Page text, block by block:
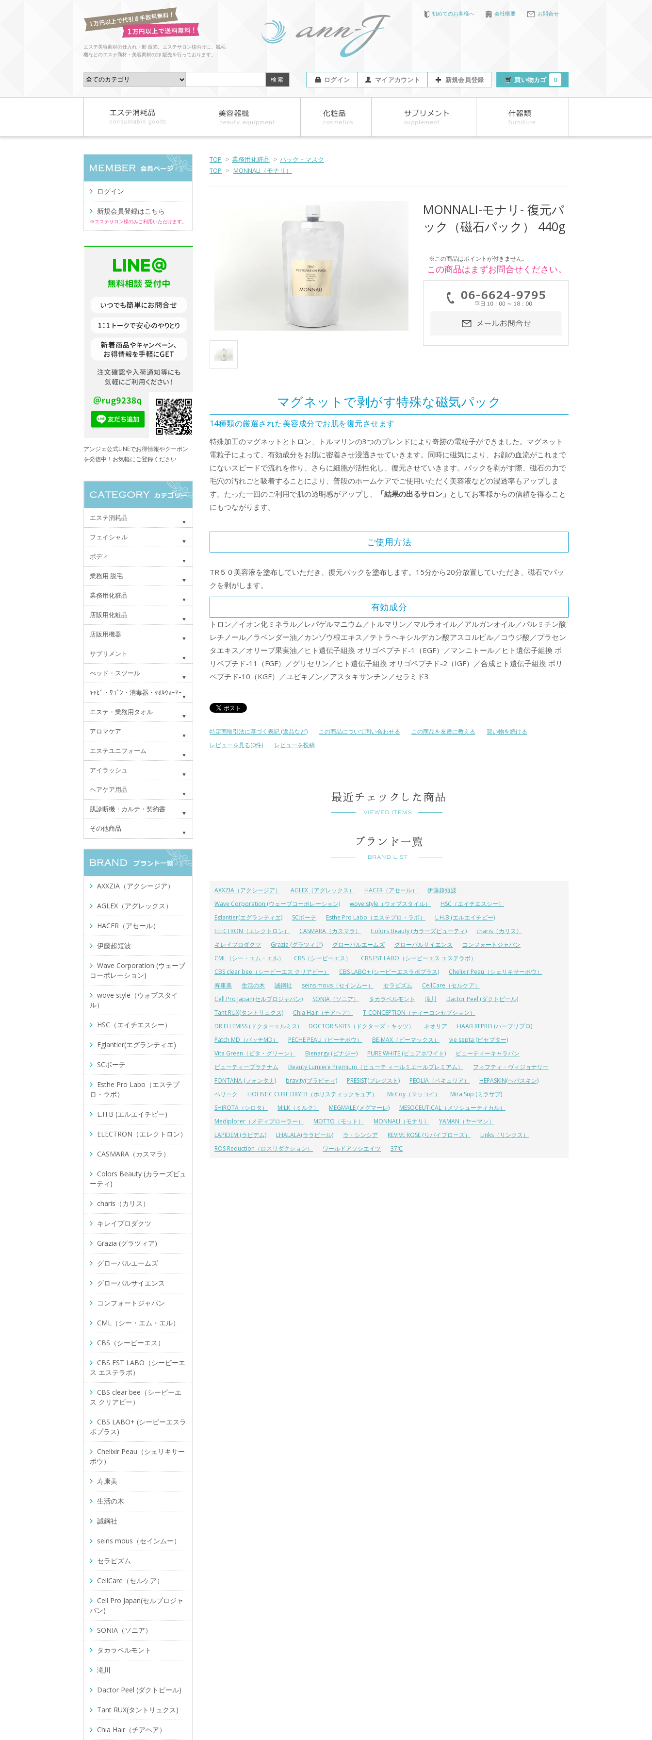
エステ美容商材の仕入れ・卸 販売。エステサロン様向けに、脱毛
機などのエステ商材・美容商材の卸 販売を行っております。
初めてのお客様へ 会社概要 お問合せ
ログイン マイアカウント 新規会員登録 買い物カゴ 0
TOP > 業務用化粧品 > パック・マスク
TOP > MONNALI（モナリ）
MONNALI-モナリ- 復元パ
ック（磁石パック） 440g
※この商品はポイントが付きません。
この商品はまずお問合せください。
マグネットで剥がす特殊な磁気パック
14種類の厳選された美容成分でお肌を復元させます
特殊加工のマグネットとトロン、トルマリンの3つのブレンドにより奇跡の電粒子ができました。マグネット
電粒子によって、有効成分をお肌に密着させ浸透させていきます。同時に磁気により、お顔の血流がこれまで
にないスピードで流れを作り、さらに細胞が活性化し、復元させていきます。パックを剥がす際、磁石の力で
毛穴の汚れごと吸着することにより、普段のホームケアでご使用いただく美容液などの浸透率もアップしま
す。たった一回のご利用で肌の透明感がアップし、
「結果の出るサロン」 としてお客様からの信頼を得ること
にもつながります。
ご使用方法
TR５０美容液を塗布していただき、復元パックを塗布します。15分から20分放置していただき、磁石でパッ
クを剥がします。
有効成分
トロン／イオン化ミネラル／レパゲルマニウム／トルマリン／マルラオイル／アルガンオイル／パルミチン酸
レチノール／ラベンダー油／カンゾウ根エキス／テトラヘキシルデカン酸アスコルビル／コウジ酸／プラセン
タエキス／オリーブ果実油／ヒト遺伝子組換 オリゴペプチド-1（EGF）／マンニトール／ヒト遺伝子組換 ポ
リペプチド-11（FGF）／グリセリン／ヒト遺伝子組換 オリゴペプチド-2（IGF）／合成ヒト遺伝子組換 ポリ
ペプチド-10（KGF）／ユビキノン／アスタキサンチン／セラミド3
特定商取引法に基づく表記 (返品など) この商品について問い合わせる この商品を友達に教える
買い物を続ける
レビューを見る(0件)
レビューを投稿
AXXZIA（アクシージア） AGLEX（アグレックス） HACER（アセール）
伊藤超短波
Wave Corporation (ウェーブコーポレーション)
wove style（ウォブスタイル）
HSC（エイチエスシー）
Eglantier(エグランティエ)
SCボーテ Esthe Pro Labo（エステプロ・ラボ）
L.H.B (エルエイチビー)
ELECTRON（エレクトロン）
CASMARA（カスマラ） Colors Beauty (カラーズビューティ)
charis（カリス）
キレイプロダクツ
Grazia (グラツィア) グローバルエームズ グローバルサイエンス
コンフォートジャパン
CML（シー・エム・エル）
CBS（シービーエス）
CBS EST LABO（シービーエス エステラボ）
CBS clear bee（シービーエス クリアビー）
CBS LABO+ (シービーエスラボプラス)
Chelixir Peau（シェリキサーポウ）
寿康美
生活の木 誠鋼社 seins mous（セインムー） セラピズム
CellCare（セルケア）
Cell Pro Japan(セルプロジャパン)
SONIA（ソニア） タカラベルモント 滝川
Dactor Peel (ダクトピール)
Tant RUX(タントリュクス)
Chia Hair（チアヘア）
T-CONCEPTION（ティーコンセプション）
DR.ELLEMISS (ドクターエルミス)
DOCTOR'S KITS（ドクターズ・キッツ） ネオリア
HAAB REPRO (ハーブリプロ)
Patch MD（パッチMD）
PECHE PEAU（ピーチポウ） BE-MAX（ビーマックス）
vie septa (ビセプター)
Vita Green（ビタ・グリーン）
Bienargy (ビナジー) PURE WHITE (ピュアホワイト)
ビューティーキャラバン
ビューティープラチナム
Beauty Lumiere Premium（ビューテ ィールミエールプレミアム）
フィフティ・ヴィジョナリー
FONTANA (フォンタナ)
bravity(ブラビティ) PRESIST(プレジスト) PEQLIA（ペキュリア）
HEPASKIN(ヘパスキン)
ベリーク
HOLISTIC CURE DRYER（ホリスティックキュア） McCoy（マッコイ）
Mira Sup (ミラサプ)
SHIROTA（シロタ）
MILK（ミルク） MEGMALE (メグマーレ)
MESOCEUTICAL（メソシューティカル）
Mediplorer（メディプローラー）
MOTTO（モット） MONNALI（モナリ）
YAMAN（ヤーマン）
LAPIDEM (ラピデム)
LHALALA(ララピール) ラ・シンシア REVIVE ROSE (リバイブローズ）
Links（リンクス）
ROS Reduction（ロスリダクション）
ワールドアソシエイツ 37℃
ログイン
新規会員登録はこちら
※エステサロン様のみご利用いただけます。
アンジェ公式LINEでお得情報やクーポン
を発信中！お気軽にご登録ください
エステ消耗品
フェイシャル
ボディ
業務用 脱毛
業務用化粧品
店販用化粧品
店販用機器
サプリメント
べッド・スツール
ｷｬﾋﾞ・ﾜｺﾞﾝ・消毒器・ﾀｵﾙｳｫｰﾏｰ
エステ・業務用タオル
アロマケア
エステユニフォーム
アイラッシュ
ヘアケア用品
肌診断機・カルテ・契約書
その他商品
AXXZIA（アクシージア）
AGLEX（アグレックス）
HACER（アセール）
伊藤超短波
Wave Corporation (ウェーブ
コーポレーション)
wove style（ウォブスタイ
ル）
HSC（エイチエスシー）
Eglantier(エグランティエ)
SCボーテ
Esthe Pro Labo（エステプ
ロ・ラボ）
L.H.B (エルエイチビー)
ELECTRON（エレクトロン）
CASMARA（カスマラ）
Colors Beauty (カラーズビュ
ーティ)
charis（カリス）
キレイプロダクツ
Grazia (グラツィア)
グローバルエームズ
グローバルサイエンス
コンフォートジャパン
CML（シー・エム・エル）
CBS（シービーエス）
CBS EST LABO（シービーエ
ス エステラボ）
CBS clear bee（シービーエ
ス クリアビー）
CBS LABO+ (シービーエスラ
ボプラス)
Chelixir Peau（シェリキサー
ポウ）
寿康美
生活の木
誠鋼社
seins mous（セインムー）
セラピズム
CellCare（セルケア）
Cell Pro Japan(セルプロジャ
パン)
SONIA（ソニア）
タカラベルモント
滝川
Dactor Peel (ダクトピール)
Tant RUX(タントリュクス)
Chia Hair（チアヘア）